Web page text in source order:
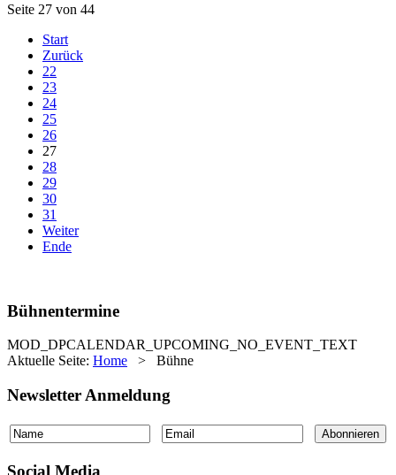
Seite 27 von 44
Start
Zurück
22
23
24
25
26
27
28
29
30
31
Weiter
Ende
Bühnentermine
MOD_DPCALENDAR_UPCOMING_NO_EVENT_TEXT
Aktuelle Seite: Home > Bühne
Newsletter Anmeldung